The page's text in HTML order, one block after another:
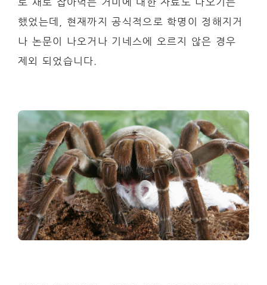
했었는데, 현재까지 공식적으로 학명이 정해지거
나 논문이 나오거나 기네스에 오르지 않은 경우
제외 되었습니다.